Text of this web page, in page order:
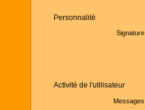
Personnalité
Signature
Activité de l'utilisateur
Messages